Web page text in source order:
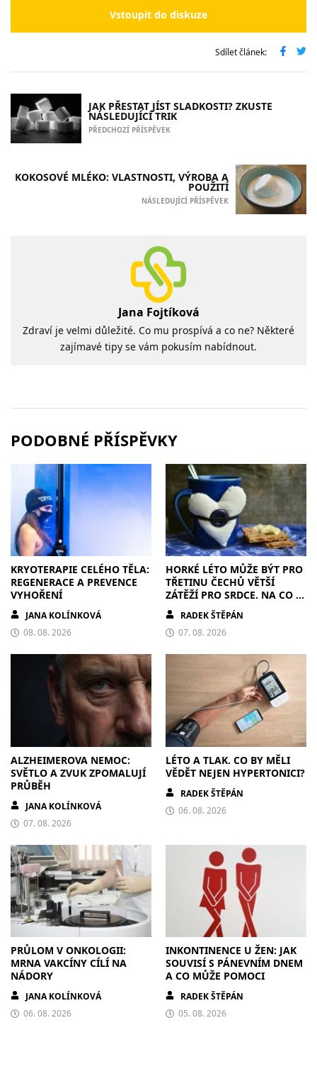
Vstoupit do diskuze
Sdílet článek:
JAK PŘESTAT JÍST SLADKOSTI? ZKUSTE
NÁSLEDUJÍCÍ TRIK
PŘEDCHOZÍ PŘÍSPĚVEK
KOKOSOVÉ MLÉKO: VLASTNOSTI, VÝROBA A
POUŽITÍ
NÁSLEDUJÍCÍ PŘÍSPĚVEK
Jana Fojtíková
Zdraví je velmi důležité. Co mu prospívá a co ne? Některé
zajímavé tipy se vám pokusím nabídnout.
PODOBNÉ PŘÍSPĚVKY
KRYOTERAPIE CELÉHO TĚLA:
REGENERACE A PREVENCE
VYHOŘENÍ
JANA KOLÍNKOVÁ
08. 08. 2026
HORKÉ LÉTO MŮŽE BÝT PRO
TŘETINU ČECHŮ VĚTŠÍ
ZÁTĚŽÍ PRO SRDCE. NA CO SI
DÁT POZOR?
RADEK ŠTĚPÁN
07. 08. 2026
ALZHEIMEROVA NEMOC:
SVĚTLO A ZVUK ZPOMALUJÍ
PRŮBĚH
JANA KOLÍNKOVÁ
07. 08. 2026
LÉTO A TLAK. CO BY MĚLI
VĚDĚT NEJEN HYPERTONICI?
RADEK ŠTĚPÁN
06. 08. 2026
PRŮLOM V ONKOLOGII:
MRNA VAKCÍNY CÍLÍ NA
NÁDORY
JANA KOLÍNKOVÁ
06. 08. 2026
INKONTINENCE U ŽEN: JAK
SOUVISÍ S PÁNEVNÍM DNEM
A CO MŮŽE POMOCI
RADEK ŠTĚPÁN
05. 08. 2026